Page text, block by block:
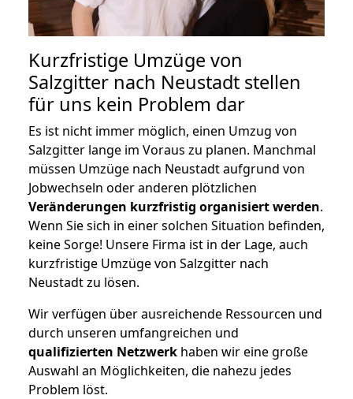
Kurzfristige Umzüge von
Salzgitter nach Neustadt stellen
für uns kein Problem dar
Es ist nicht immer möglich, einen Umzug von
Salzgitter lange im Voraus zu planen. Manchmal
müssen Umzüge nach Neustadt aufgrund von
Jobwechseln oder anderen plötzlichen
Veränderungen kurzfristig organisiert werden.
Wenn Sie sich in einer solchen Situation befinden,
keine Sorge! Unsere Firma ist in der Lage, auch
kurzfristige Umzüge von Salzgitter nach
Neustadt zu lösen.
Wir verfügen über ausreichende Ressourcen und
durch unseren umfangreichen und
qualifizierten Netzwerk haben wir eine große
Auswahl an Möglichkeiten, die nahezu jedes
Problem löst.